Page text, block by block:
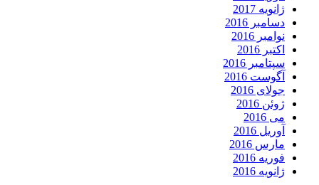
ژانویه 2017
دسامبر 2016
نوامبر 2016
اکتبر 2016
سپتامبر 2016
آگوست 2016
جولای 2016
ژوئن 2016
می 2016
آوریل 2016
مارس 2016
فوریه 2016
ژانویه 2016